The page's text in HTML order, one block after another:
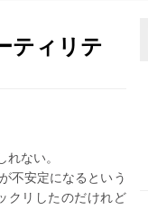
ティリテ
ない。
不安定になるという
クリしたのだけれど